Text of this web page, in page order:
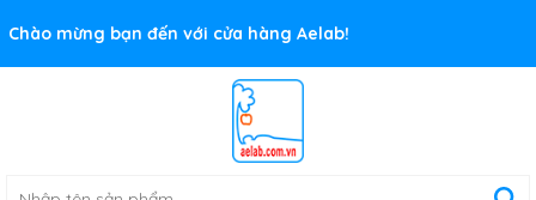
Rất nhiều ưu đãi và chương trình khuyến mãi đang chờ đợi
bạn